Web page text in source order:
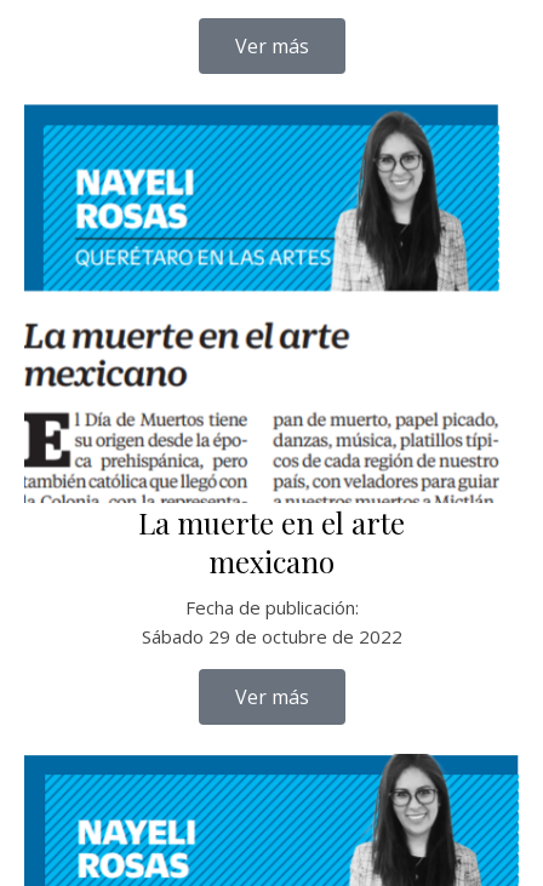
Ver más
La muerte en el arte
mexicano
Fecha de publicación:
Sábado 29 de octubre de 2022
Ver más